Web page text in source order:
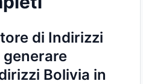
di Indirizzi
Bolivia in